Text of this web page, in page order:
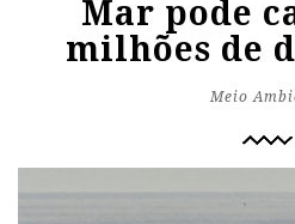
Mar pode
milhões de
Meio